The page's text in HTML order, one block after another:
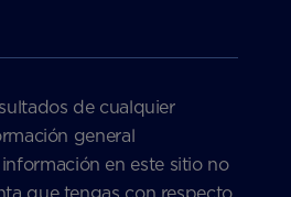
de cualquier
general
en este sitio no
que tengas con respecto